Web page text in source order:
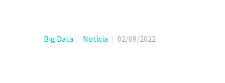
Big Data Noticia 02/09/2022